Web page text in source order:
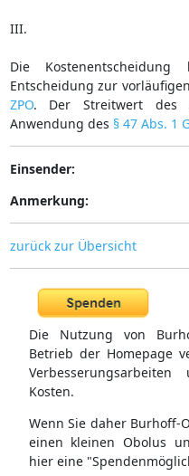
III.
Die
Entscheidung zur
ZPO. Der Streitwert des
Anwendung des § 47 Abs. 1
Einsender:
Anmerkung:
zurück zur Übersicht
Die Nutzung von
Betrieb der Homepage
Kosten.
Wenn Sie daher
einen kleinen Obolus
hier eine